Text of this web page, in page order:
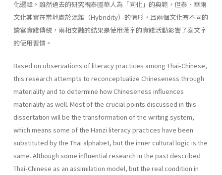
化邏輯。雖然過去的研究視泰國華人為「同化」的典範，但泰、華兩
文化其實在當地處於混雜（Hybridity）的情形，且兩個文化有不同的
讀寫實踐傳統，兩相交融的結果是使用漢字的實踐活動影響了泰文字
的使用習慣。
Based on observations of literacy practices among Thai-Chinese,
this research attempts to reconceptualize Chineseness through
materiality and to determine how Chineseness influences
materiality as well. Most of the crucial points discussed in this
dissertation will be the transformation of the writing system,
which means some of the Hanzi literacy practices have been
substituted by the Thai alphabet, but the inner cultural logic is the
same. Although some influential research in the past described
Thai-Chinese as an assimilation model, but the real condition in